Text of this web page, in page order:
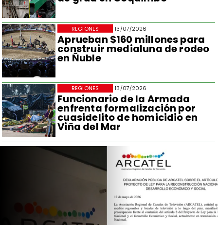
13/07/2026
Aprueban $160 millones para
construir medialuna de rodeo
en Ñuble
REGIONES
13/07/2026
Funcionario de la Armada
enfrenta formalización por
cuasidelito de homicidio en
Viña del Mar
REGIONES